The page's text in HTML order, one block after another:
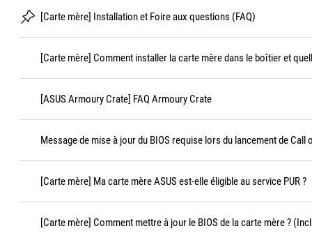
[Carte mère] Installation et Foire aux questions (FAQ)
[Carte mère] Comment installer la carte mère dans le boîtier et
[ASUS Armoury Crate] FAQ Armoury Crate
Message de mise à jour du BIOS requise lors du lancement de Call
[Carte mère] Ma carte mère ASUS est-elle éligible au service PUR ?
[Carte mère] Comment mettre à jour le BIOS de la carte mère ?